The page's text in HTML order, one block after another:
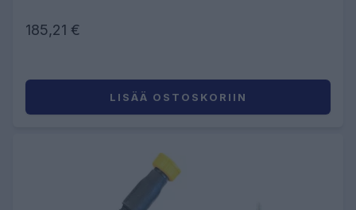
185,21 €
LISÄÄ OSTOSKORIIN